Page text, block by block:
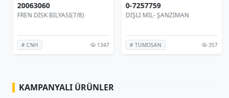
20063060
FREN DİSK BİLYASI(7/8)
# CNH 1347
0-7257759
DİŞLİ MİL- ŞANZIMAN
# TÜMOSAN 357
KAMPANYALI ÜRÜNLER